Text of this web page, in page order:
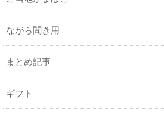
ながら聞き用
まとめ記事
ギフト